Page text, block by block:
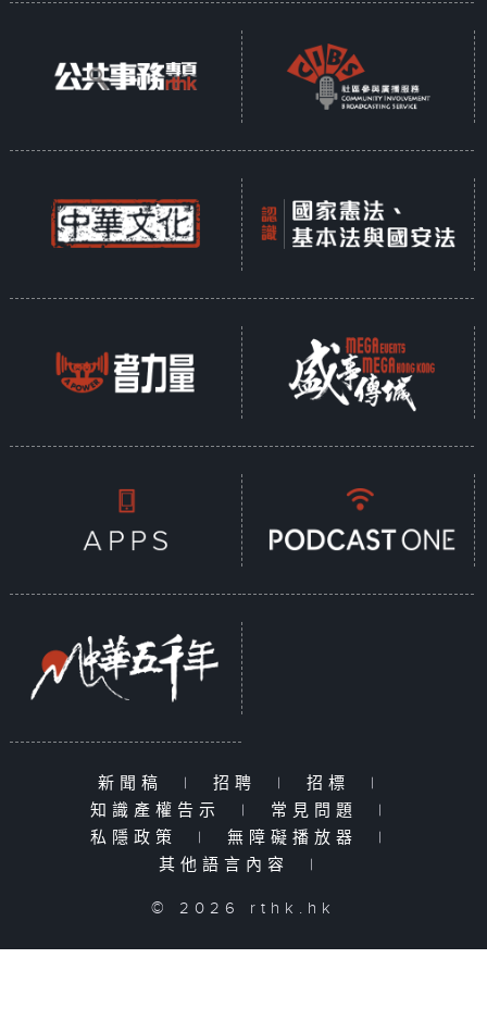
新聞稿 | 招聘 | 招標
|
知識產權告示
| 常見問題
|
私隱政策
| 無障礙播放器
|
其他語言內容
|
© 2026 rthk.hk